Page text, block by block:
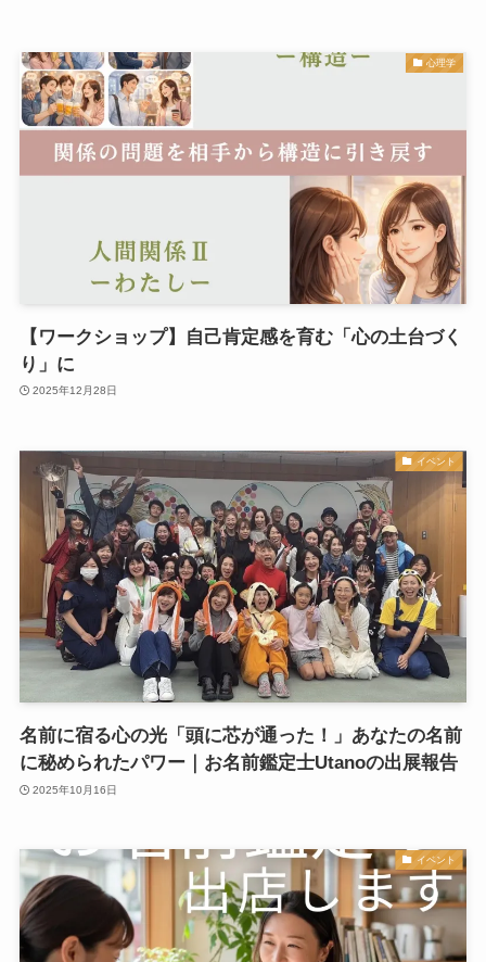
心理学
【ワークショップ】自己肯定感を育む「心の土台づく
り」に
2025年12月28日
イベント
名前に宿る心の光「頭に芯が通った！」あなたの名前
に秘められたパワー｜お名前鑑定士Utanoの出展報告
2025年10月16日
イベント